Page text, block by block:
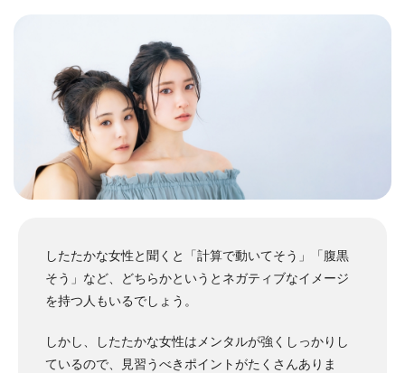
したたかな女性と聞くと「計算で動いてそう」「腹黒
そう」など、どちらかというとネガティブなイメージ
を持つ人もいるでしょう。
しかし、したたかな女性はメンタルが強くしっかりし
ているので、見習うべきポイントがたくさんありま